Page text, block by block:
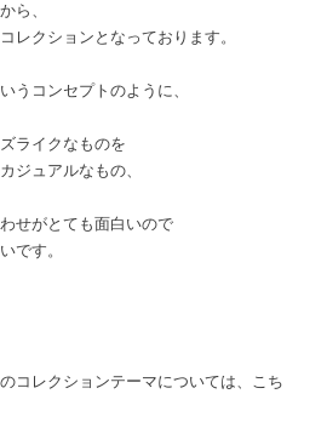
ら、
レクションとなっております。
うコンセプトのように、
ライクなものを
ジュアルなもの、
せがとても面白いので
です。
コレクションテーマについては、こち